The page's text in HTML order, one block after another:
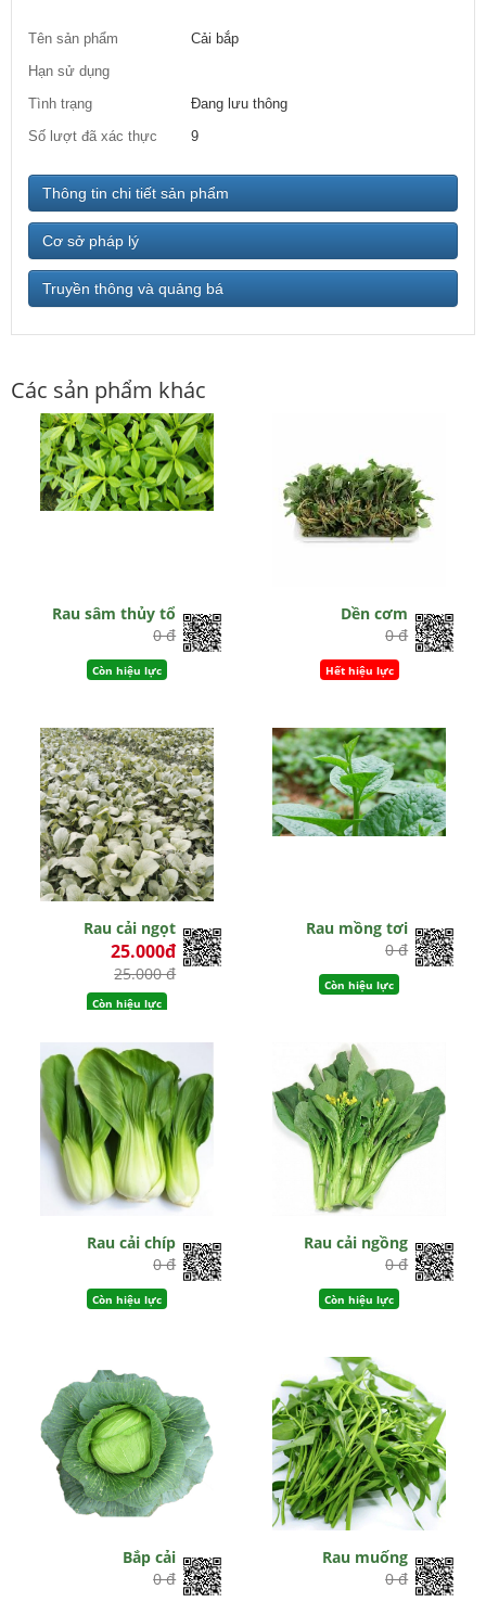
Tên sản phẩm
Cải bắp
Hạn sử dụng
Tình trạng
Đang lưu thông
Số lượt đã xác thực
9
Thông tin chi tiết sản phẩm
Cơ sở pháp lý
Truyền thông và quảng bá
Các sản phẩm khác
Rau sâm thủy tổ
0 đ
Còn hiệu lực
Dền cơm
0 đ
Hết hiệu lực
Rau cải ngọt
25.000đ
25.000 đ
Còn hiệu lực
Rau mồng tơi
0 đ
Còn hiệu lực
Rau cải chíp
0 đ
Còn hiệu lực
Rau cải ngồng
0 đ
Còn hiệu lực
Bắp cải
0 đ
Rau muống
0 đ